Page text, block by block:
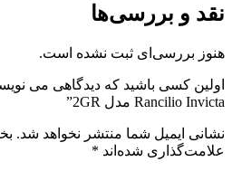
نقد و بررسی‌ها
هنوز بررسی‌ای ثبت نشده است.
اولین کسی باشید که دیدگاهی می
Rancilio Invicta مدل 2GR”
نشانی ایمیل شما منتشر نخواهد شد.
علامت‌گذاری شده‌اند *